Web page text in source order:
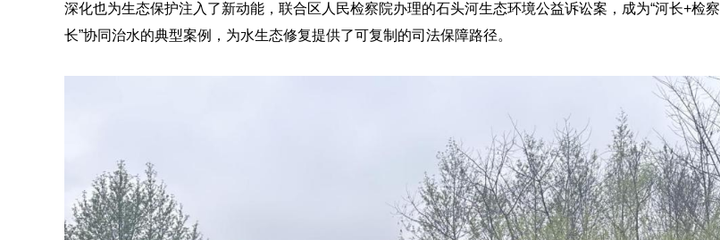
深化也为生态保护注入了新动能，联合区人民检察院办理的石头河生态环境公益诉讼案，成为“河长+检察
长”协同治水的典型案例，为水生态修复提供了可复制的司法保障路径。